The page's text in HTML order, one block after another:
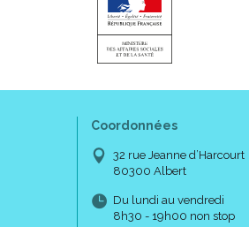
Coordonnées
32 rue Jeanne d’Harcourt
80300 Albert
Du lundi au vendredi
8h30 - 19h00 non stop